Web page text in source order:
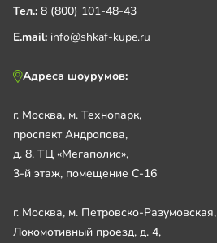
Тел.: 8 (800) 101-48-43
E.mail: info@shkaf-kupe.ru
Адреса шоурумов:
г. Москва, м. Технопарк,
проспект Андропова,
д. 8, ТЦ «Мегаполис»,
3-й этаж, помещение С-16
г. Москва, м. Петровско-Разумовская,
Локомотивный проезд, д. 4,